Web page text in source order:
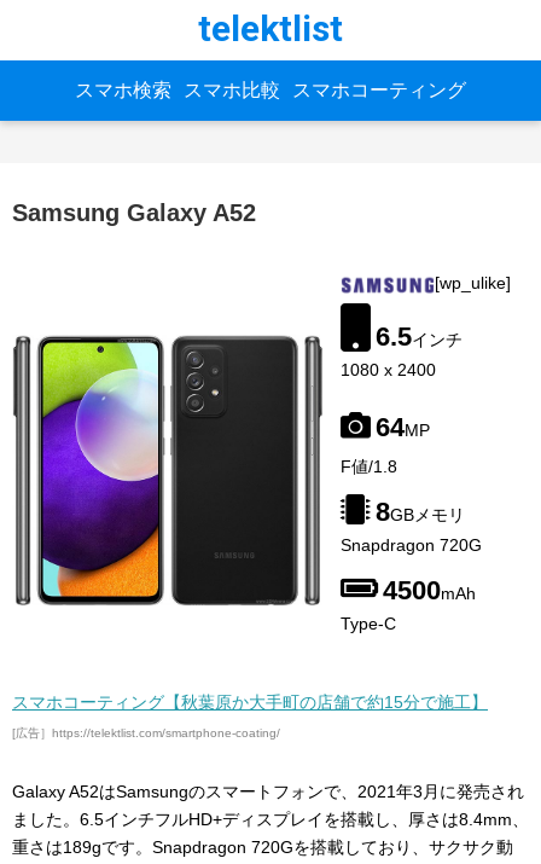
telektlist
スマホ検索 スマホ比較 スマホコーティング
Samsung Galaxy A52
image-
[wp_ulike]
6.5インチ
1080 x 2400
64MP
F値/1.8
8GBメモリ
Snapdragon 720G
4500mAh
Type-C
スマホコーティング【秋葉原か大手町の店舗で約15分で施工】
[広告］https://telektlist.com/smartphone-coating/
Galaxy A52はSamsungのスマートフォンで、2021年3月に発売され
ました。6.5インチフルHD+ディスプレイを搭載し、厚さは8.4mm、
重さは189gです。Snapdragon 720Gを搭載しており、サクサク動